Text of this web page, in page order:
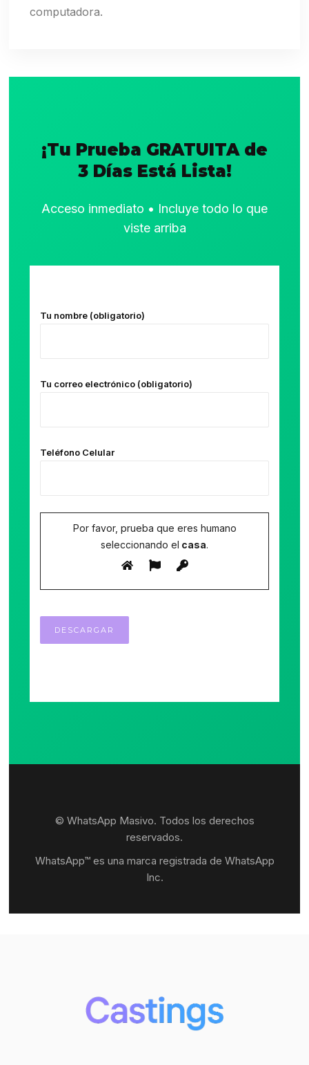
computadora.
¡Tu Prueba GRATUITA de
3 Días Está Lista!
Acceso inmediato • Incluye todo lo que
viste arriba
Tu nombre (obligatorio)
Tu correo electrónico (obligatorio)
Teléfono Celular
Por favor, prueba que eres humano
seleccionando el casa.
© WhatsApp Masivo. Todos los derechos
reservados.
WhatsApp™ es una marca registrada de WhatsApp
Inc.